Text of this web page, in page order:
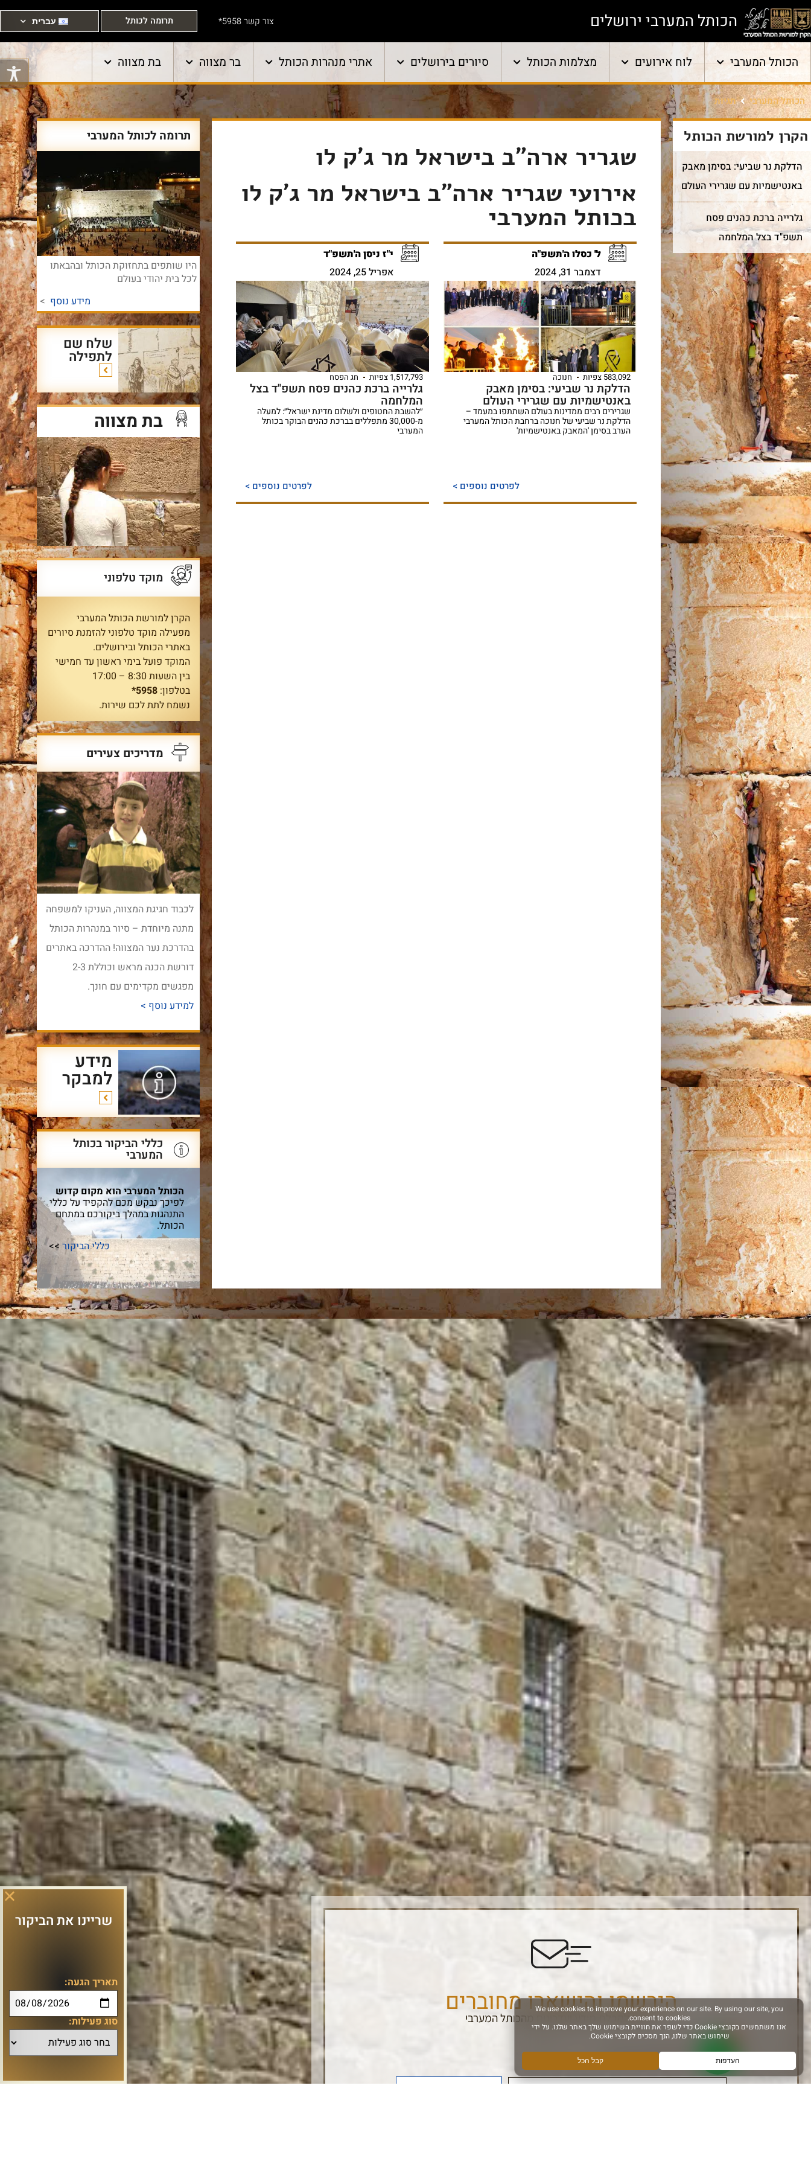
הכותל המערבי ירושלים צור קשר 5958* תרומה לכותל עברית
הכותל המערבי לוח אירועים מצלמות הכותל סיורים בירושלים אתרי מנהרות הכותל בר מצווה בת מצווה
הכותל המערבי תגיות
הקרן למורשת הכותל
הדלקת נר שביעי: בסימן מאבק
באנטישמיות עם שגרירי העולם
גלרייה ברכת כהנים פסח
תשפ"ד בצל המלחמה
שגריר ארה"ב בישראל מר ג'ק לו
אירועי שגריר ארה"ב בישראל מר ג'ק לו
בכותל המערבי
ל' כסלו ה'תשפ"ה
דצמבר 31, 2024
583,092 צפיות חנוכה
הדלקת נר שביעי: בסימן מאבק
באנטישמיות עם שגרירי העולם
שגרירים רבים ממדינות בעולם השתתפו במעמד –
הדלקת נר שביעי של חנוכה ברחבת הכותל המערבי
הערב בסימן 'המאבק באנטישמיות'
לפרטים נוספים >
י"ז ניסן ה'תשפ"ד
אפריל 25, 2024
1,517,793 צפיות חג הפסח
גלרייה ברכת כהנים פסח תשפ"ד בצל
המלחמה
״להשבת החטופים ולשלום מדינת ישראל״: למעלה
מ-30,000 מתפללים בברכת כהנים הבוקר בכותל
המערבי
לפרטים נוספים >
תרומה לכותל המערבי
היו שותפים בתחזוקת הכותל ובהבאתו
לכל בית יהודי בעולם
מידע נוסף >
שלח שם
לתפילה
בת מצווה
מוקד טלפוני
הקרן למורשת הכותל המערבי
מפעילה מוקד טלפוני להזמנת סיורים
באתרי הכותל ובירושלים.
המוקד פועל בימי ראשון עד חמישי
בין השעות 8:30 – 17:00
בטלפון: 5958*
נשמח לתת לכם שירות.
מדריכים צעירים
לכבוד חגיגת המצווה, העניקו למשפחה
מתנה מיוחדת – סיור במנהרות הכותל
בהדרכת נער המצווה! ההדרכה באתרים
דורשת הכנה מראש וכוללת 2-3
מפגשים מקדימים עם חונך.
למידע נוסף >
מידע
למבקר
כללי הביקור בכותל
המערבי
הכותל המערבי הוא מקום קדוש
לפיכך נבקש מכם להקפיד על כללי
התנהגות במהלך ביקורכם במתחם
הכותל.
כללי הביקור>>
הירשמו והישארו מחוברים
הרשם לקבלת מידע ועדכונים מהכותל המערבי
אני מאשר קבלת מידע
שריינו את הביקור
תאריך הגעה:
סוג פעילות: